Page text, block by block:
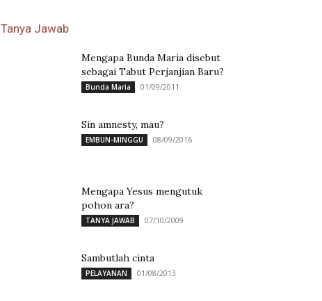
Tanya Jawab
Mengapa Bunda Maria disebut
sebagai Tabut Perjanjian Baru?
Bunda Maria 01/09/2011
Sin amnesty, mau?
EMBUN-MINGGU 08/09/2016
Mengapa Yesus mengutuk
pohon ara?
TANYA JAWAB 07/10/2009
Sambutlah cinta
PELAYANAN 01/08/2013